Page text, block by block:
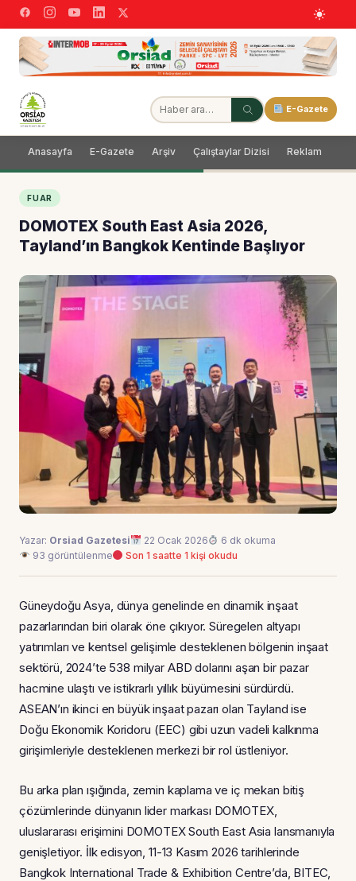
E-Gazete
Anasayfa E-Gazete Arşiv Çalıştaylar Dizisi Reklam
FUAR
DOMOTEX South East Asia 2026,
Tayland’ın Bangkok Kentinde Başlıyor
Yazar: Orsiad Gazetesi 22 Ocak 2026
6 dk okuma
93 görüntülenme
Son 1 saatte 1 kişi okudu
Güneydoğu Asya, dünya genelinde en dinamik inşaat
pazarlarından biri olarak öne çıkıyor. Süregelen altyapı
yatırımları ve kentsel gelişimle desteklenen bölgenin inşaat
sektörü, 2024’te 538 milyar ABD dolarını aşan bir pazar
hacmine ulaştı ve istikrarlı yıllık büyümesini sürdürdü.
ASEAN’ın ikinci en büyük inşaat pazarı olan Tayland ise
Doğu Ekonomik Koridoru (EEC) gibi uzun vadeli kalkınma
girişimleriyle desteklenen merkezi bir rol üstleniyor.
Bu arka plan ışığında, zemin kaplama ve iç mekan bitiş
çözümlerinde dünyanın lider markası DOMOTEX,
uluslararası erişimini DOMOTEX South East Asia lansmanıyla
genişletiyor. İlk edisyon, 11-13 Kasım 2026 tarihlerinde
Bangkok International Trade & Exhibition Centre’da, BITEC,